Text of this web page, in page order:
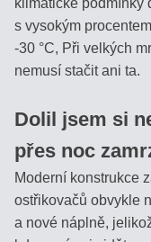
klimatické podmínky
s vysokým
-30 °C, Při velkých
nemusí stačit ani ta.
Dolil jsem si
přes noc
Moderní konstrukce
ostřikovačů obvykle
a nové náplně,
POMOCNÍK
S
VÝBĚREM
STANOVENÍ
CUKERNATOSTI
MOŠTU
VÝTĚŽEK
ALKOHOLU